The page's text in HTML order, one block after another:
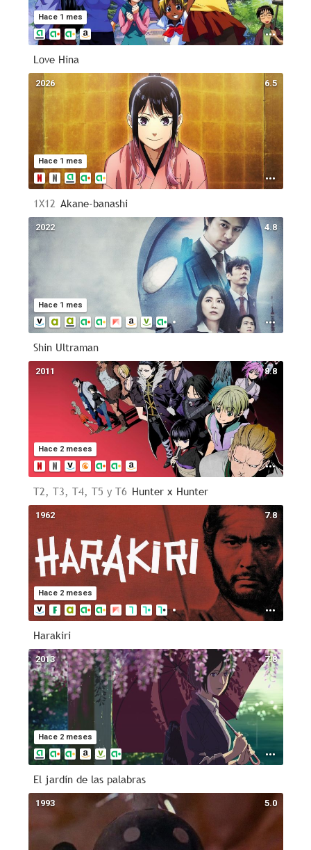
Hace 1 mes
Love Hina
6.5
Hace 1 mes
2026
1X12 Akane-banashi
4.8
Hace 1 mes
2022
Shin Ultraman
8.8
Hace 2 meses
2011
T2, T3, T4, T5 y T6 Hunter x Hunter
7.8
Hace 2 meses
1962
Harakiri
7.8
Hace 2 meses
2013
El jardín de las palabras
5.0
1993